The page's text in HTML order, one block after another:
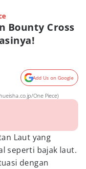
Bounty Cross
Add Us on Google
One Piece)
Laut yang
seperti bajak laut.
dengan